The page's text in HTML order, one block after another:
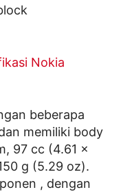
Nokia
beberapa
memiliki body
97 cc (4.61 x
g (5.29 oz).
, dengan